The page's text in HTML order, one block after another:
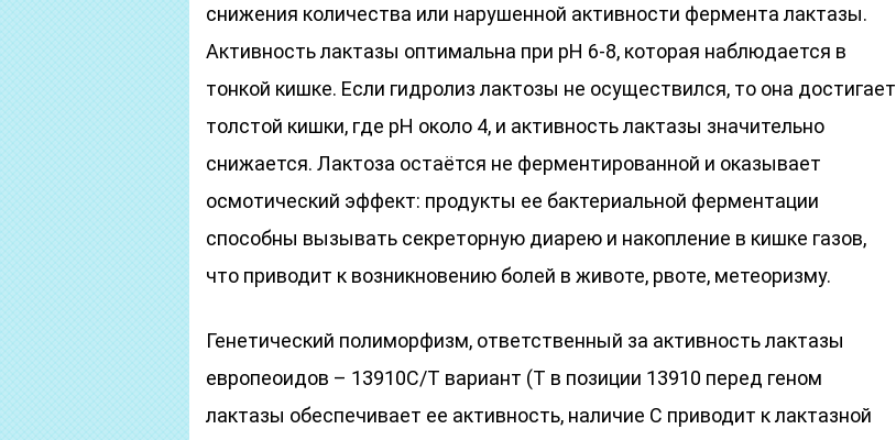
снижения количества или нарушенной активности фермента лактазы.
Активность лактазы оптимальна при рН 6-8, которая наблюдается в
тонкой кишке. Если гидролиз лактозы не осуществился, то она достигает
толстой кишки, где рН около 4, и активность лактазы значительно
снижается. Лактоза остаётся не ферментированной и оказывает
осмотический эффект: продукты ее бактериальной ферментации
способны вызывать секреторную диарею и накопление в кишке газов,
что приводит к возникновению болей в животе, рвоте, метеоризму.
Генетический полиморфизм, ответственный за активность лактазы
европеоидов – 13910С/Т вариант (Т в позиции 13910 перед геном
лактазы обеспечивает ее активность, наличие С приводит к лактазной